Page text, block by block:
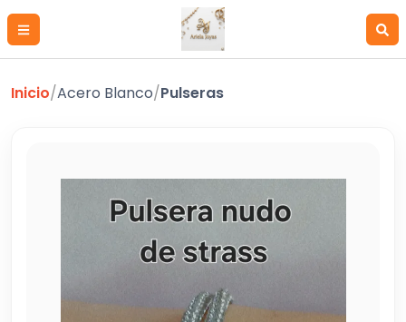
Inicio/Acero Blanco/Pulseras